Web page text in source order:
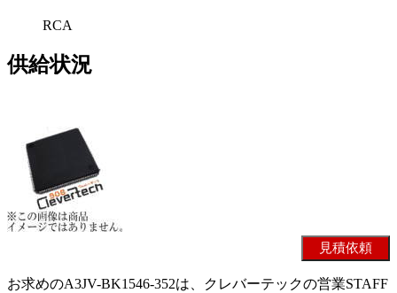
RCA
供給状況
お求めのA3JV-BK1546-352は、クレバーテックの営業STAFF